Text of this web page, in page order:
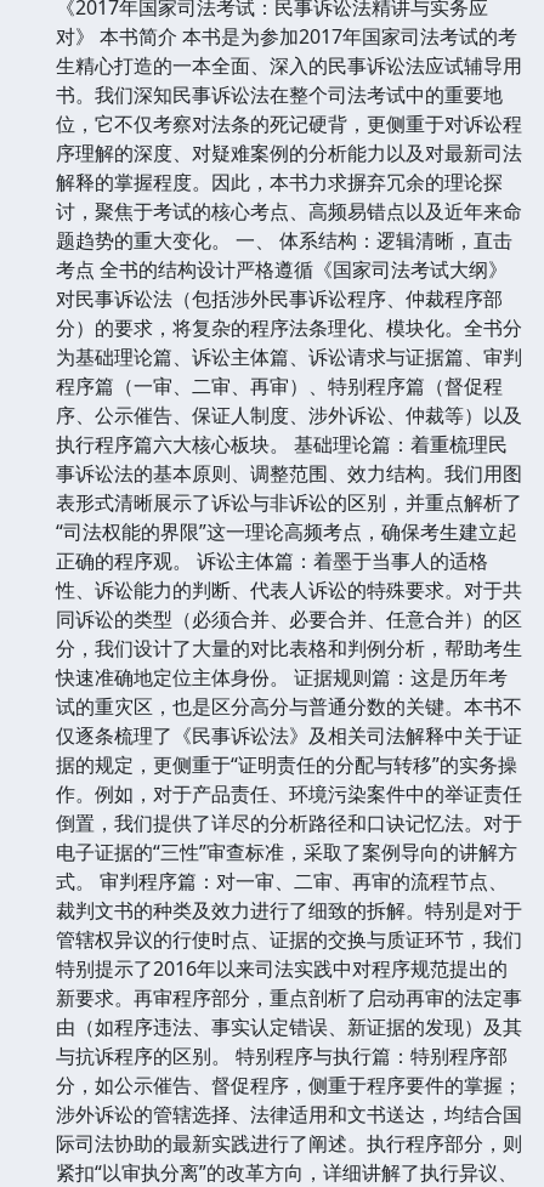
《2017年国家司法考试：民事诉讼法精讲与实务应
对》 本书简介 本书是为参加2017年国家司法考试的考
生精心打造的一本全面、深入的民事诉讼法应试辅导用
书。我们深知民事诉讼法在整个司法考试中的重要地
位，它不仅考察对法条的死记硬背，更侧重于对诉讼程
序理解的深度、对疑难案例的分析能力以及对最新司法
解释的掌握程度。因此，本书力求摒弃冗余的理论探
讨，聚焦于考试的核心考点、高频易错点以及近年来命
题趋势的重大变化。 一、 体系结构：逻辑清晰，直击
考点 全书的结构设计严格遵循《国家司法考试大纲》
对民事诉讼法（包括涉外民事诉讼程序、仲裁程序部
分）的要求，将复杂的程序法条理化、模块化。全书分
为基础理论篇、诉讼主体篇、诉讼请求与证据篇、审判
程序篇（一审、二审、再审）、特别程序篇（督促程
序、公示催告、保证人制度、涉外诉讼、仲裁等）以及
执行程序篇六大核心板块。 基础理论篇：着重梳理民
事诉讼法的基本原则、调整范围、效力结构。我们用图
表形式清晰展示了诉讼与非诉讼的区别，并重点解析了
“司法权能的界限”这一理论高频考点，确保考生建立起
正确的程序观。 诉讼主体篇：着墨于当事人的适格
性、诉讼能力的判断、代表人诉讼的特殊要求。对于共
同诉讼的类型（必须合并、必要合并、任意合并）的区
分，我们设计了大量的对比表格和判例分析，帮助考生
快速准确地定位主体身份。 证据规则篇：这是历年考
试的重灾区，也是区分高分与普通分数的关键。本书不
仅逐条梳理了《民事诉讼法》及相关司法解释中关于证
据的规定，更侧重于“证明责任的分配与转移”的实务操
作。例如，对于产品责任、环境污染案件中的举证责任
倒置，我们提供了详尽的分析路径和口诀记忆法。对于
电子证据的“三性”审查标准，采取了案例导向的讲解方
式。 审判程序篇：对一审、二审、再审的流程节点、
裁判文书的种类及效力进行了细致的拆解。特别是对于
管辖权异议的行使时点、证据的交换与质证环节，我们
特别提示了2016年以来司法实践中对程序规范提出的
新要求。再审程序部分，重点剖析了启动再审的法定事
由（如程序违法、事实认定错误、新证据的发现）及其
与抗诉程序的区别。 特别程序与执行篇：特别程序部
分，如公示催告、督促程序，侧重于程序要件的掌握；
涉外诉讼的管辖选择、法律适用和文书送达，均结合国
际司法协助的最新实践进行了阐述。执行程序部分，则
紧扣“以审执分离”的改革方向，详细讲解了执行异议、